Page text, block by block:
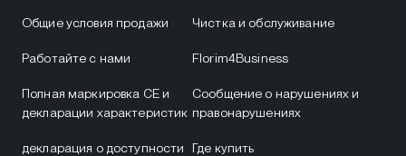
Общие условия продажи
Работайте с нами
Полная маркировка CE и
декларации характеристик
декларация о доступности
Чистка и обслуживание
Florim4Business
Сообщение о нарушениях и
правонарушениях
Где купить